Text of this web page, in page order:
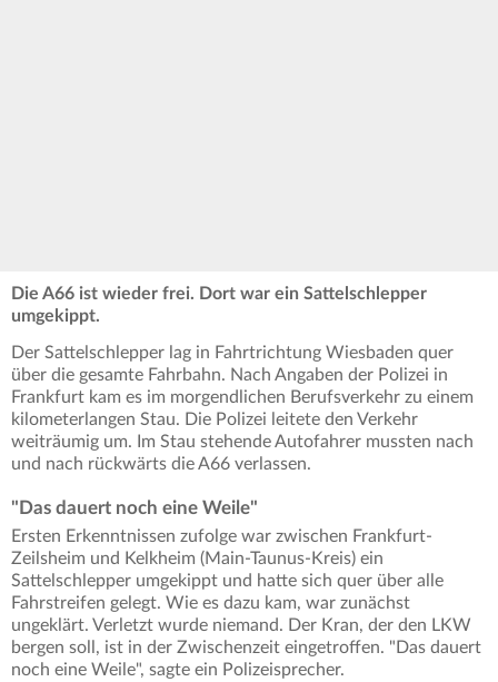
Die A66 ist wieder frei. Dort war ein Sattelschlepper
umgekippt.
Der Sattelschlepper lag in Fahrtrichtung Wiesbaden quer
über die gesamte Fahrbahn. Nach Angaben der Polizei in
Frankfurt kam es im morgendlichen Berufsverkehr zu einem
kilometerlangen Stau. Die Polizei leitete den Verkehr
weiträumig um. Im Stau stehende Autofahrer mussten nach
und nach rückwärts die A66 verlassen.
"Das dauert noch eine Weile"
Ersten Erkenntnissen zufolge war zwischen Frankfurt-
Zeilsheim und Kelkheim (Main-Taunus-Kreis) ein
Sattelschlepper umgekippt und hatte sich quer über alle
Fahrstreifen gelegt. Wie es dazu kam, war zunächst
ungeklärt. Verletzt wurde niemand. Der Kran, der den LKW
bergen soll, ist in der Zwischenzeit eingetroffen. "Das dauert
noch eine Weile", sagte ein Polizeisprecher.